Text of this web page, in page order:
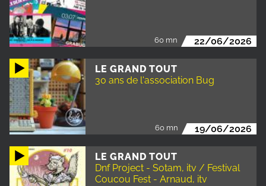
60 mn 22/06/2026
LE GRAND TOUT
30 ans de l'association Bug
60 mn 19/06/2026
LE GRAND TOUT
Dnf Project - Sotam, itv / Festival
Coucou Fest - Arnaud, itv